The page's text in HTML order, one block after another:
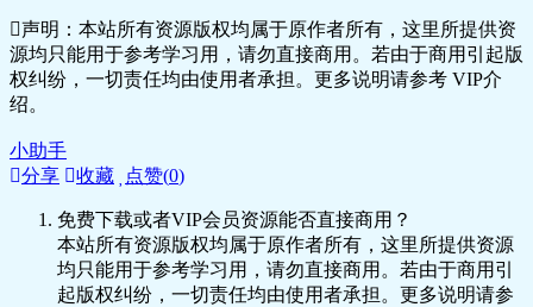
🎵 10 《四世同堂》是怎么写出来的？.mp3
📄 10 《四世同堂》是怎么写出来的？.pdff
🎵 11 好端端的一个人，怎么就当了汉
奸？.mp3
🎵 12 “凑合活着”就是苟且么？.mp3
🎵 13 《断魂枪》：怎么写出好语言？.mp3
📄 13 《断魂枪》：怎么写出好语言？.pdf
🎵 14 《二马》：国应该怎么爱？.mp3
📄 14 《二马》：国应该怎么爱？.pdf
声明：本站所有资源版权均属于原作者所有，这里所提供资
源均只能用于参考学习用，请勿直接商用。若由于商用引起版
权纠纷，一切责任均由使用者承担。更多说明请参考 VIP介
绍。
小助手
分享
收藏 点赞(0)
免费下载或者VIP会员资源能否直接商用？
本站所有资源版权均属于原作者所有，这里所提供资源
均只能用于参考学习用，请勿直接商用。若由于商用引
起版权纠纷，一切责任均由使用者承担。更多说明请参